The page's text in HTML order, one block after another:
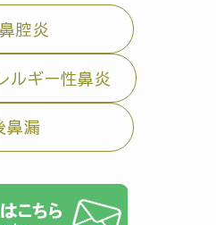
腔炎
ルギー性鼻炎
鼻漏